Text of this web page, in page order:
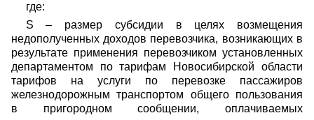
где:
S – размер субсидии в целях возмещения
недополученных доходов перевозчика, возникающих в
результате применения перевозчиком установленных
департаментом по тарифам Новосибирской области
тарифов на услуги по перевозке пассажиров
железнодорожным транспортом общего пользования
в пригородном сообщении, оплачиваемых